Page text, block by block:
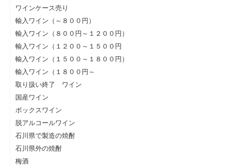
ワインケース売り
輸入ワイン（～８００円）
輸入ワイン（８００円～１２００円）
輸入ワイン（１２００～１５００円
輸入ワイン（１５００～１８００円）
輸入ワイン（１８００円～
取り扱い終了 ワイン
国産ワイン
ボックスワイン
脱アルコールワイン
石川県で製造の焼酎
石川県外の焼酎
梅酒